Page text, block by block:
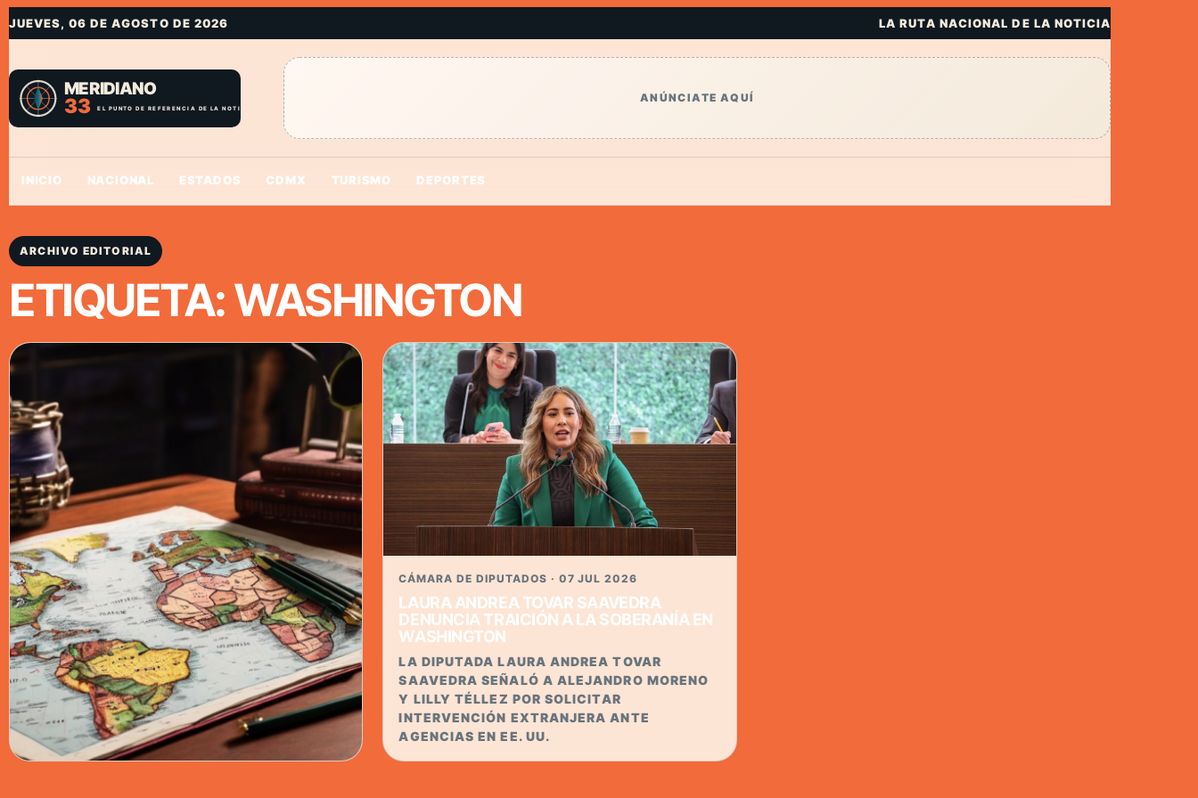
JUEVES, 06 DE AGOSTO DE 2026 LA RUTA NACIONAL DE LA NOTICIA
ANÚNCIATE AQUÍ
INICIO NACIONAL ESTADOS CDMX TURISMO DEPORTES
ARCHIVO EDITORIAL
ETIQUETA:WASHINGTON
CÁMARA DE DIPUTADOS · 07 JUL 2026
LAURA ANDREA TOVAR SAAVEDRA
DENUNCIA TRAICIÓN A LA SOBERANÍA EN
WASHINGTON
LA DIPUTADA LAURA ANDREA TOVAR
SAAVEDRA SEÑALÓ A ALEJANDRO MORENO
Y LILLY TÉLLEZ POR SOLICITAR
INTERVENCIÓN EXTRANJERA ANTE
AGENCIAS EN EE. UU.